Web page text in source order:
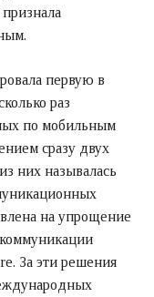
первую в
раз
по мобильным
сразу двух
них называлась
на упрощение
За эти решения